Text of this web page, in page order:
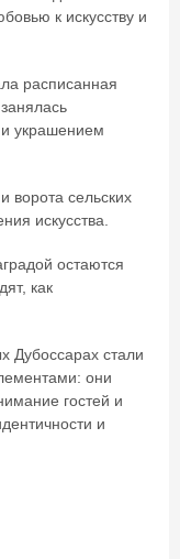
к искусству и
расписанная
украшением
ворота сельских
искусства.
остаются
как
Дубоссарах стали
они
гостей и
и